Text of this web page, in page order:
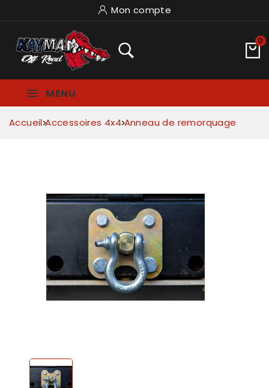
Mon compte
0
MENU
Accueil Accessoires 4x4 Anneau de remorquage